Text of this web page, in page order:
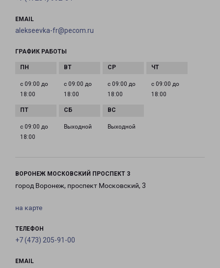
EMAIL
alekseevka-fr@pecom.ru
ГРАФИК РАБОТЫ
с 09:00 до
18:00
с 09:00 до
18:00
с 09:00 до
18:00
с 09:00 до
18:00
с 09:00 до
18:00
Выходной Выходной
ВОРОНЕЖ МОСКОВСКИЙ ПРОСПЕКТ 3
город Воронеж, проспект Московский, 3
на карте
ТЕЛЕФОН
+7 (473) 205-91-00
EMAIL